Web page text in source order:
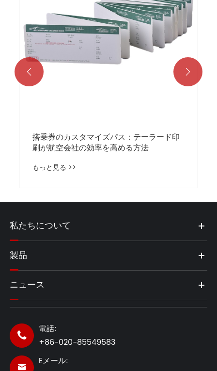
搭乗券のカスタマイズパス：テーラード印
刷が航空会社の効率を高める方法
もっと見る >>
 
私たちについて
製品
ニュース

電話:
+86-020-85549583

Eメール: